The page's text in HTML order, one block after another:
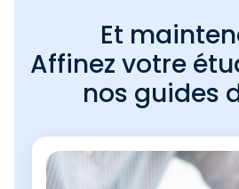
Et
Affinez votre
nos guides